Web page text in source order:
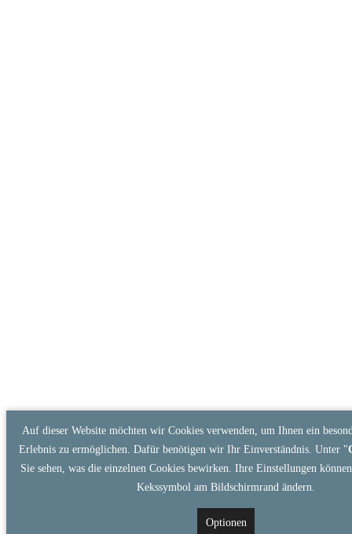
Auf dieser Website möchten wir Cookies verwenden, um Ihnen ein
Erlebnis zu ermöglichen. Dafür benötigen wir Ihr Einverständnis. Unter "
Sie sehen, was die einzelnen Cookies bewirken. Ihre Einstellungen
Kekssymbol am Bildschirmrand ändern.
Optionen